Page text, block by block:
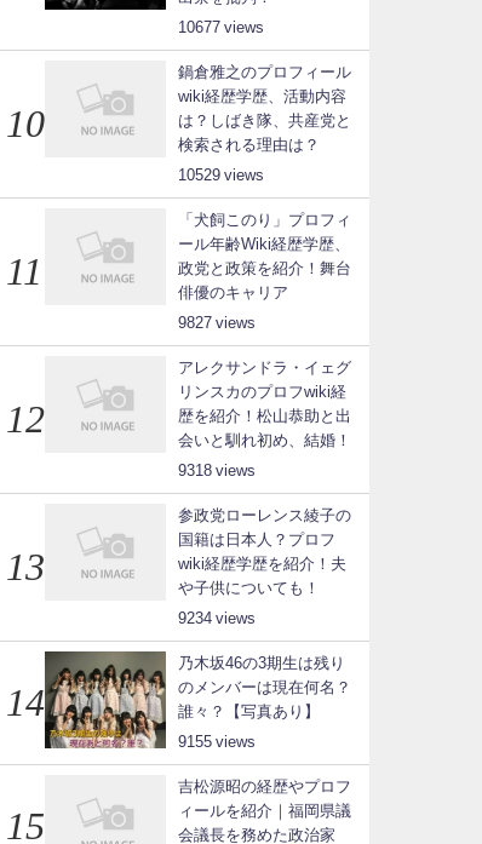
10677
鍋倉雅之のプロフィール
wiki経歴学歴、活動内容
は？しばき隊、共産党と
検索される理由は？
10529
「犬飼このり」プロフィ
ール年齢Wiki経歴学歴、
政党と政策を紹介！舞台
俳優のキャリア
9827
アレクサンドラ・イェグ
リンスカのプロフwiki経
歴を紹介！松山恭助と出
会いと馴れ初め、結婚！
9318
参政党ローレンス綾子の
国籍は日本人？プロフ
wiki経歴学歴を紹介！夫
や子供についても！
9234
乃木坂46の3期生は残り
のメンバーは現在何名？
誰々？【写真あり】
9155
吉松源昭の経歴やプロフ
ィールを紹介｜福岡県議
会議長を務めた政治家